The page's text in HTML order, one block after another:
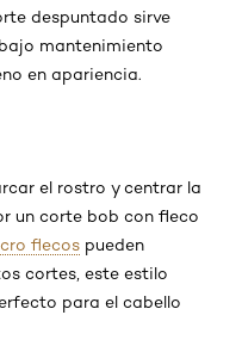
despuntado sirve
mantenimiento
en apariencia.
el rostro y centrar la
un corte bob con fleco
flecos pueden
cortes, este estilo
para el cabello